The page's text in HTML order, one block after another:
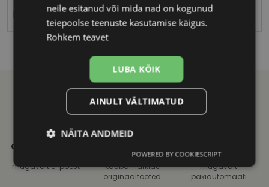
MICROFIBRA
21. SAJANDI
OPTIKAKOGEMUS
mugavalt e-poest
KVALITEETNE
Tuntud
kaubamärkide
originaaltooted
Saadame
mugavalt
pakiautomaati
neile esitanud või mida nad on kogunud
teiepoolse teenuste kasutamise käigus.
Rohkem teavet
LUBA KÕIK
AINULT VÄLTIMATUD
NÄITA ANDMEID
Statistika Turustamine
POWERED BY COOKIESCRIPT